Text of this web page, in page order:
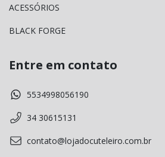
ACESSÓRIOS
BLACK FORGE
Entre em contato
5534998056190
34 30615131
contato@lojadocuteleiro.com.br